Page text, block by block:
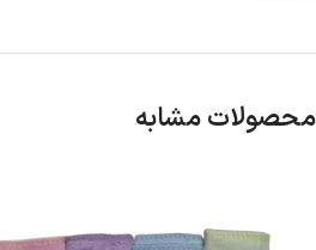
محصولات مشابه